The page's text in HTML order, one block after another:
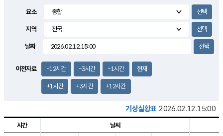
2.8m/s
요소
지역
날짜
이전자료 -12시간 -3시간 -1시간 현재
+1시간 +3시간 +12시간
기상실황표 2026.02.12.15:00
시간 날씨